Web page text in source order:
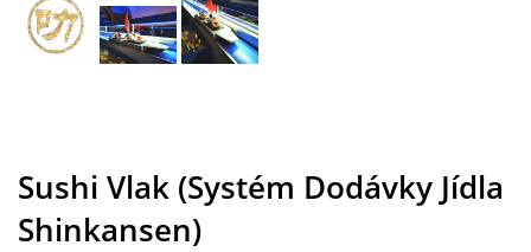
Sushi Vlak (Systém Dodávky Jídla
Shinkansen)